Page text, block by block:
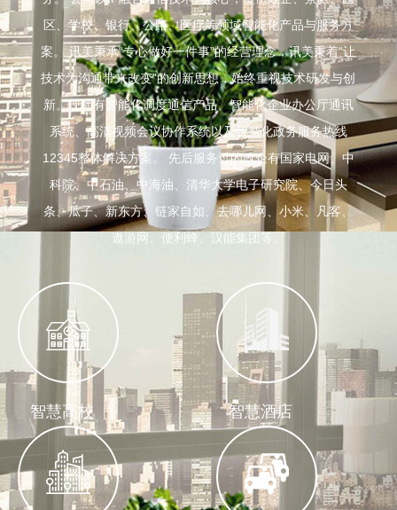
区、学校、银行、公路、医疗等领域智能化产品与服务方
案。 讯美秉承“专心做好一件事”的经营理念，讯美秉着“让
技术为沟通带来改变”的创新思想，始终重视技术研发与创
新。现拥有智能化调度通信产品、智能化企业办公厅通讯
系统、高清视频会议协作系统以及智慧化政务服务热线
12345整体解决方案。 先后服务过的政企有国家电网、中
科院、中石油、中海油、清华大学电子研究院、今日头
条、瓜子、新东方、链家自如、去哪儿网、小米、凡客、
遨游网、便利蜂、汉能集团等。
智慧高校 智慧酒店